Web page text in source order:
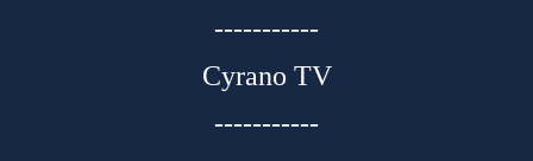
-----------
Cyrano TV
-----------